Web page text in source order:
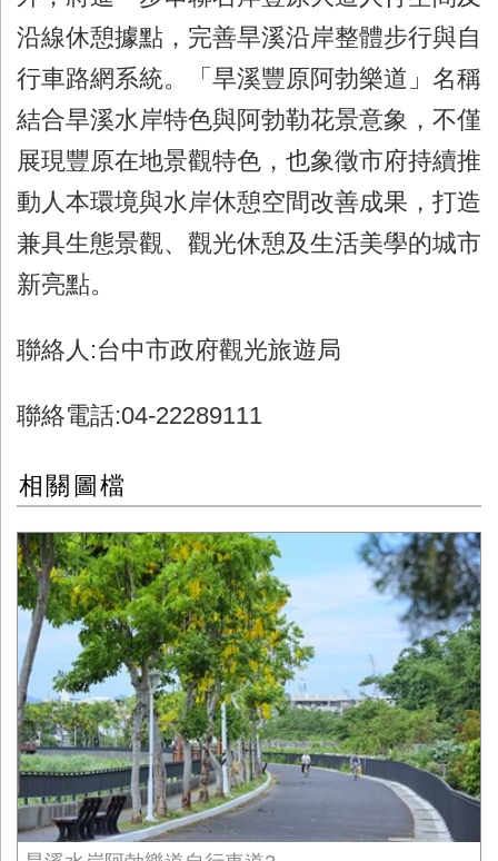
沿線休憩據點，完善旱溪沿岸整體步行與自
行車路網系統。「旱溪豐原阿勃樂道」名稱
結合旱溪水岸特色與阿勃勒花景意象，不僅
展現豐原在地景觀特色，也象徵市府持續推
動人本環境與水岸休憩空間改善成果，打造
兼具生態景觀、觀光休憩及生活美學的城市
新亮點。
聯絡人 :台中市政府觀光旅遊局
聯絡電話:04-22289111
相關圖檔